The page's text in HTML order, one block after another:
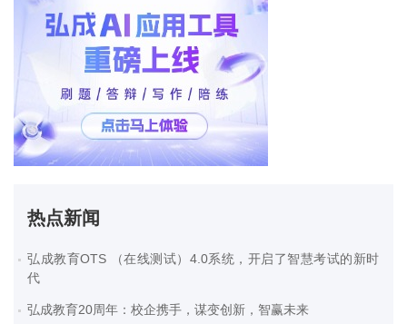
热点新闻
弘成教育OTS （在线测试）4.0系统，开启了智慧考试的新时
代
弘成教育20周年：校企携手，谋变创新，智赢未来